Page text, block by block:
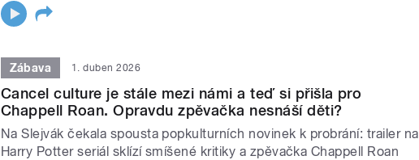
Zábava 1. duben 2026
Cancel culture je stále mezi námi a teď si přišla pro
Chappell Roan. Opravdu zpěvačka nesnáší děti?
Na Slejvák čekala spousta popkulturních novinek k probrání: trailer na
Harry Potter seriál sklízí smíšené kritiky a zpěvačka Chappell Roan